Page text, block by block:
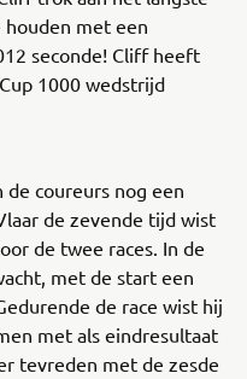
met een
seconde! Cliff heeft
1000 wedstrijd
de coureurs nog een
de zevende tijd wist
de twee races. In de
met de start een
de race wist hij
met als eindresultaat
tevreden met de zesde